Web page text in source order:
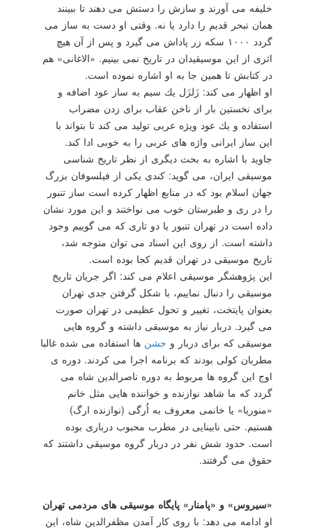
خلیفه می آورند و سازش را دستش می دهند تا ببینند
همان تبحر قدیم را دارد یا نه. وقتی او دست به ساز می
گردد ۱۰۰۰ سكه زر پاداش می گیرد و پس از آن هیچ
اثری از این موسیقیدان در تاریخ نمی بینیم. «الاغانی» هم
در كتابش تا همین جا به او اشاره نموده است.
او اظهار می كند: زَلزَل یك سیم به ساز عود اضافه و
برای نخستین بار از ناخن عقاب برای زدن مضراب
استفاده و یك عود ویژه عربی تولید می كند تا بتواند با
این ساز ایرانی واژه های عربی را به خوبی ادا كند.
جاوید با اشاره به بحث دیگری از نظر تاریخ شناسی
موسیقی ایران، می گوید: كندی یكی از فیلسوفان بزرگ
جهان اسلام بود كه در منابع اظهار كرده است ساز تنبور
را در ری و طبرستان خوب می نواختند و این مورد نشان
داده است در تهران تنبور یا دو تاری كه می گوییم وجود
داشته است. از روی این اسناد می توان متوجه شد،
تاریخ موسیقی در تهران قدیم كجا بوده است.
این پژوهشگر موسیقی اعلام می كند: اگر جریان تاریخ
موسیقی را دنبال نماییم، با شكل گرفتن جدی تهران
بعنوان پایتخت، تغییر و تحول عظیمی در تهران صورت
می گیرد. دربار نیاز به موسیقی داشته و گروه هایی
موسیقی كه برای دربار و جشن ها استفاده می شده غالبا
مطربان كولی بودند كه برنامه اجرا می كردند. دوره ی
اوج این گروه ها مربوط به دوره ناصرالدین شاه می
گردد كه ما شاهد نوازنده و خواننده هایی مثل خانم
«منوریا» یا خانمی معروف به اُرگی (نوازنده ارگ)
هستیم. حتی نابینایی در مطرب محبوب درباری بوده
است. حدود شش نفر در دربار گروه موسیقی داشتند كه
حقوق می گرفتند.
«سیروس» و «پامنار» پایگاه موسیقی های مردمی تهران
او ادامه می دهد: با روی كار آمدن مظفرالدین شاه، این